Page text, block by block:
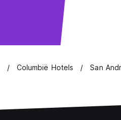
Columbië Hotels San